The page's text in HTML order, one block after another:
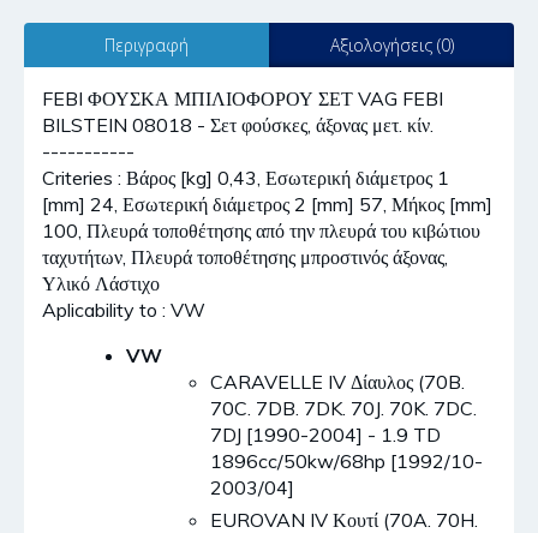
Περιγραφή Αξιολογήσεις (0)
FEBI ΦΟΥΣΚΑ ΜΠΙΛΙΟΦΟΡΟΥ ΣΕΤ VAG FEBI
BILSTEIN 08018 - Σετ φούσκες, άξονας μετ. κίν.
-----------
Criteries : Βάρος [kg] 0,43, Εσωτερική διάμετρος 1
[mm] 24, Εσωτερική διάμετρος 2 [mm] 57, Μήκος [mm]
100, Πλευρά τοποθέτησης από την πλευρά του κιβώτιου
ταχυτήτων, Πλευρά τοποθέτησης μπροστινός άξονας,
Υλικό Λάστιχο
Aplicability to : VW
VW
CARAVELLE IV Δίαυλος (70B.
70C. 7DB. 7DK. 70J. 70K. 7DC.
7DJ [1990-2004] - 1.9 TD
1896cc/50kw/68hp [1992/10-
2003/04]
EUROVAN IV Κουτί (70A. 70H.